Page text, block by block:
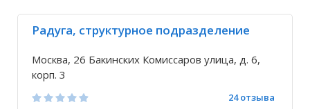
Радуга, структурное подразделение
Москва, 26 Бакинских Комиссаров улица, д. 6,
корп. 3
24 отзыва